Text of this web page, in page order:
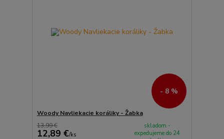
- 8 %
Woody Navliekacie koráliky - Žabka
13,99 €
12,89 €/ks
skladom -
expedujeme do 24